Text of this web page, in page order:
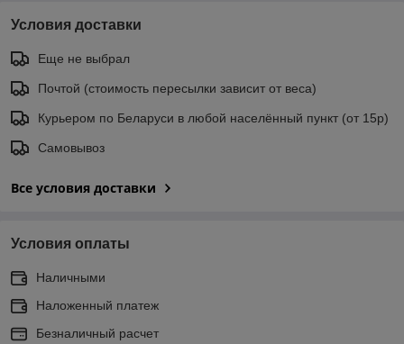
Условия доставки
Еще не выбрал
Почтой (стоимость пересылки зависит от веса)
Курьером по Беларуси в любой населённый пункт (от 15р)
Самовывоз
Все условия доставки
Условия оплаты
Наличными
Наложенный платеж
Безналичный расчет